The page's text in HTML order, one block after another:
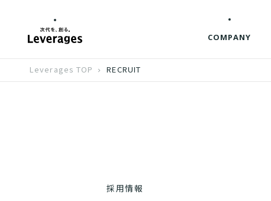
COMPANY
Leverages TOP RECRUIT
採用情報